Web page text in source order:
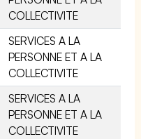
COLLECTIVITE
SERVICES A LA
PERSONNE ET A LA
COLLECTIVITE
SERVICES A LA
PERSONNE ET A LA
COLLECTIVITE